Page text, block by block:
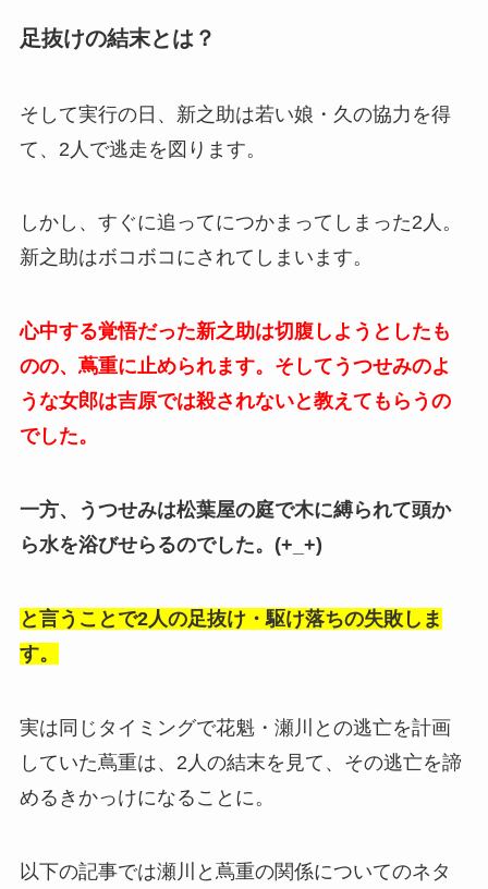
足抜けの結末とは？
そして実行の日、新之助は若い娘・久の協力を得
て、2人で逃走を図ります。
しかし、すぐに追ってにつかまってしまった2人。
新之助はボコボコにされてしまいます。
心中する覚悟だった新之助は切腹しようとしたも
のの、蔦重に止められます。そしてうつせみのよ
うな女郎は吉原では殺されないと教えてもらうの
でした。
一方、うつせみは松葉屋の庭で木に縛られて頭か
ら水を浴びせらるのでした。(+_+)
と言うことで2人の足抜け・駆け落ちの失敗しま
す。
実は同じタイミングで花魁・瀬川との逃亡を計画
していた蔦重は、2人の結末を見て、その逃亡を諦
めるきかっけになることに。
以下の記事では瀬川と蔦重の関係についてのネタ